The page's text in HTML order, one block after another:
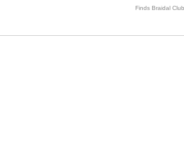
Finds Braidal Club